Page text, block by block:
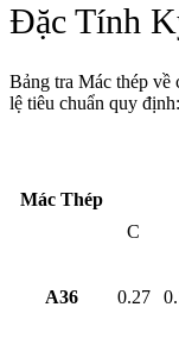
Đặc Tính
Bảng tra Mác thép về
lệ tiêu chuẩn quy định:
Mác Thép
C
A36 0.27